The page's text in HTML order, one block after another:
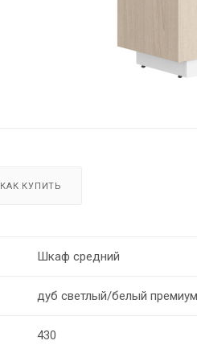
КАК КУПИТЬ
Шкаф средний
дуб светлый/белый премиум
430